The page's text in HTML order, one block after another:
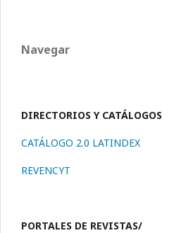
Navegar
DIRECTORIOS Y CATÁLOGOS
CATÁLOGO 2.0 LATINDEX
REVENCYT
PORTALES DE REVISTAS/